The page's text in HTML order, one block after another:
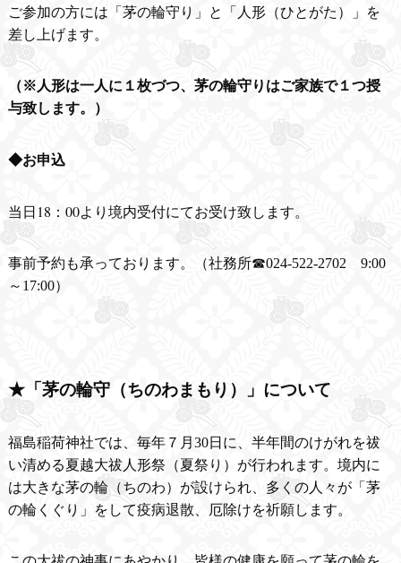
ご参加の方には「茅の輪守り」と「人形（ひとがた）」を
差し上げます。
（※人形は一人に１枚づつ、茅の輪守りはご家族で１つ授
与致します。）
◆お申込
当日18：00より境内受付にてお受け致します。
事前予約も承っております。（社務所☎024-522-2702 9:00
～17:00）
★「茅の輪守（ちのわまもり）」について
福島稲荷神社では、毎年７月30日に、半年間のけがれを祓
い清める夏越大祓人形祭（夏祭り）が行われます。境内に
は大きな茅の輪（ちのわ）が設けられ、多くの人々が「茅
の輪くぐり」をして疫病退散、厄除けを祈願します。